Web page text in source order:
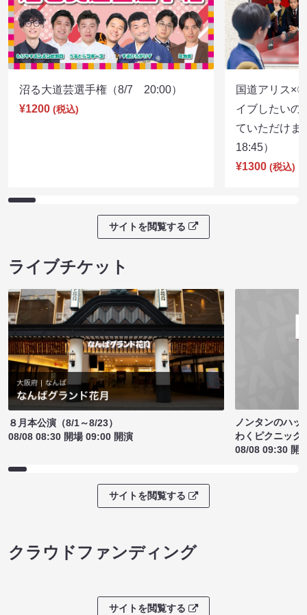
沼る大道芸選手権（8/7 20:00）
¥1200 (税込)
国道アリス×
イブしたいの
ていただけ
18:45）
¥1300 (税込)
サイトを閲覧する
ライブチケット
８月本公演（8/1～8/23）
08/08 08:30 開場 09:00 開演
ノンタンのハッ
わくピクニック
08/08 09:30 開
サイトを閲覧する
クラウドファンディング
サイトを閲覧する